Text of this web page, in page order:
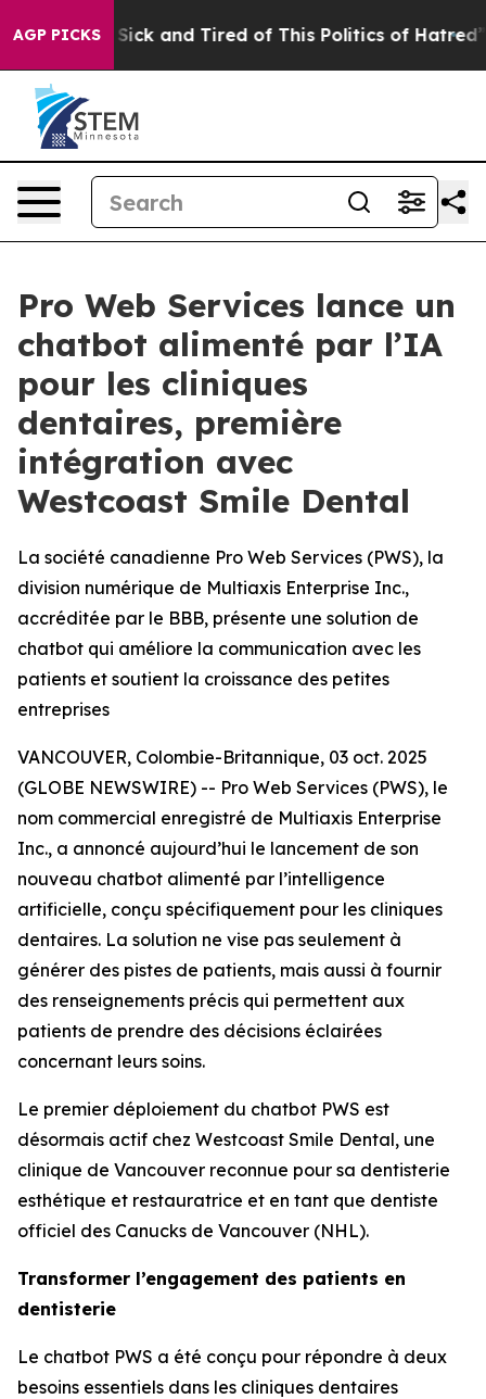
AGP PICKS
Are Sick and Tired of This Politics of Hatred” The
Pro Web Services lance un
chatbot alimenté par l’IA
pour les cliniques
dentaires, première
intégration avec
Westcoast Smile Dental
La société canadienne Pro Web Services (PWS), la
division numérique de Multiaxis Enterprise Inc.,
accréditée par le BBB, présente une solution de
chatbot qui améliore la communication avec les
patients et soutient la croissance des petites
entreprises
VANCOUVER, Colombie-Britannique, 03 oct. 2025
(GLOBE NEWSWIRE) -- Pro Web Services (PWS), le
nom commercial enregistré de Multiaxis Enterprise
Inc., a annoncé aujourd’hui le lancement de son
nouveau chatbot alimenté par l’intelligence
artificielle, conçu spécifiquement pour les cliniques
dentaires. La solution ne vise pas seulement à
générer des pistes de patients, mais aussi à fournir
des renseignements précis qui permettent aux
patients de prendre des décisions éclairées
concernant leurs soins.
Le premier déploiement du chatbot PWS est
désormais actif chez Westcoast Smile Dental, une
clinique de Vancouver reconnue pour sa dentisterie
esthétique et restauratrice et en tant que dentiste
officiel des Canucks de Vancouver (NHL).
Transformer l’engagement des patients en
dentisterie
Le chatbot PWS a été conçu pour répondre à deux
besoins essentiels dans les cliniques dentaires